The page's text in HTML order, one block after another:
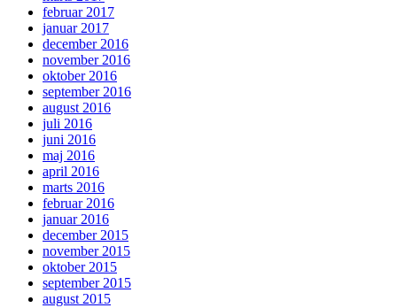
februar 2017
januar 2017
december 2016
november 2016
oktober 2016
september 2016
august 2016
juli 2016
juni 2016
maj 2016
april 2016
marts 2016
februar 2016
januar 2016
december 2015
november 2015
oktober 2015
september 2015
august 2015